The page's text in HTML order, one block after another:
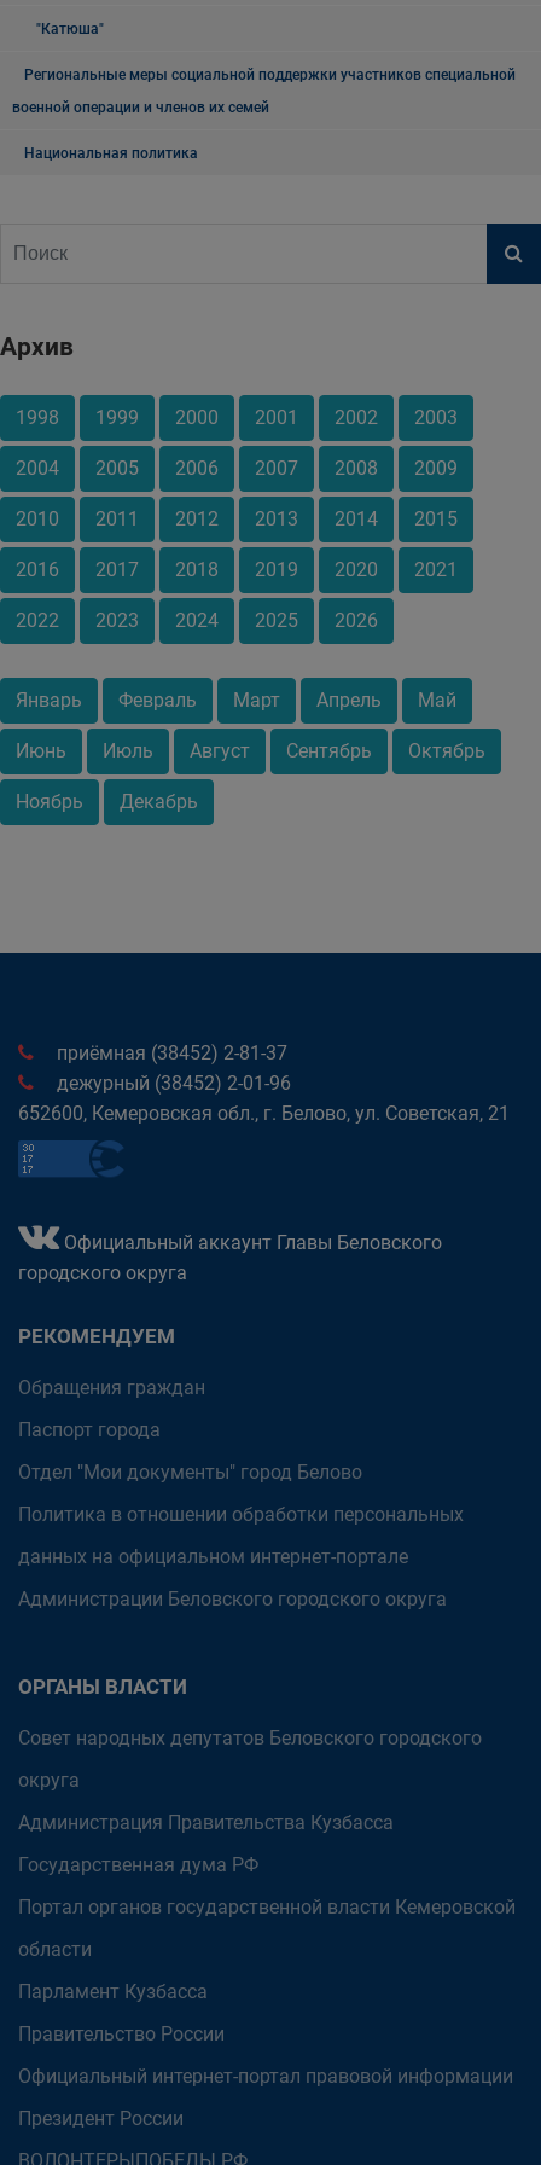
"Катюша"
Региональные меры социальной поддержки участников специальной
военной операции и членов их семей
Национальная политика
Архив
1998 1999 2000 2001 2002 2003
2004 2005 2006 2007 2008 2009
2010 2011 2012 2013 2014 2015
2016 2017 2018 2019 2020 2021
2022 2023 2024 2025 2026
Январь Февраль Март Апрель Май
Июнь Июль Август Сентябрь Октябрь
Ноябрь Декабрь
приёмная (38452) 2-81-37
дежурный (38452) 2-01-96
652600, Кемеровская обл., г. Белово, ул. Советская, 21
Официальный аккаунт Главы Беловского
городского округа
РЕКОМЕНДУЕМ
Обращения граждан
Паспорт города
Отдел "Мои документы" город Белово
Политика в отношении обработки персональных
данных на официальном интернет-портале
Администрации Беловского городского округа
ОРГАНЫ ВЛАСТИ
Совет народных депутатов Беловского городского
округа
Администрация Правительства Кузбасса
Государственная дума РФ
Портал органов государственной власти Кемеровской
области
Парламент Кузбасса
Правительство России
Официальный интернет-портал правовой информации
Президент России